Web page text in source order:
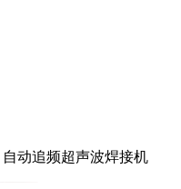
自动追频超声波焊接机